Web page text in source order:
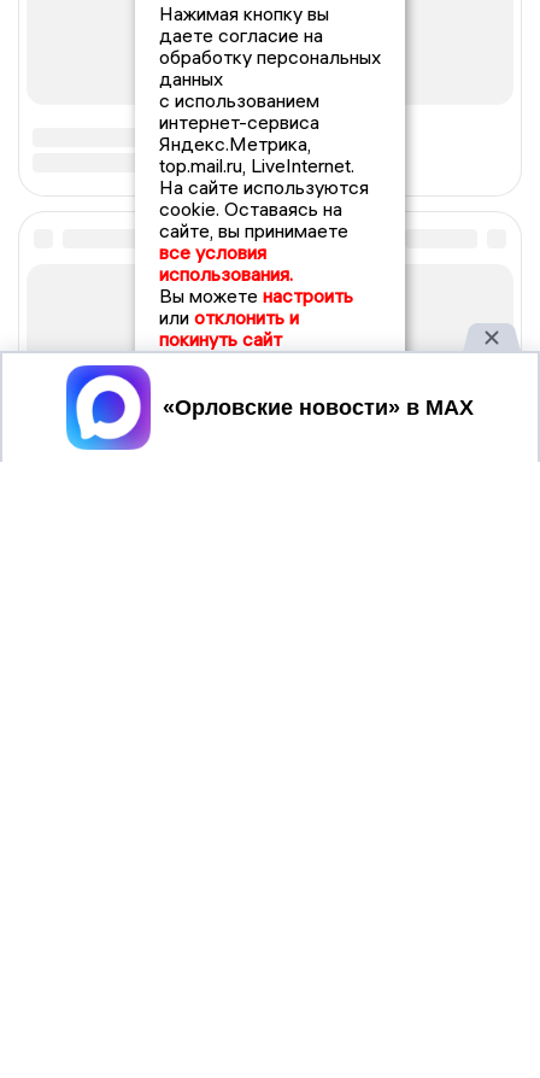
Нажимая кнопку вы
даете согласие на
обработку персональных
данных
с использованием
интернет-сервиса
Яндекс.Метрика,
top.mail.ru, LiveInternet.
На сайте используются
cookie. Оставаясь на
сайте, вы принимаете
все условия
использования.
Вы можете настроить
или отклонить и
покинуть сайт
Принять